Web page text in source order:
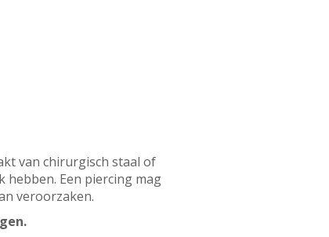
van chirurgisch staal of
Een piercing mag
veroorzaken.